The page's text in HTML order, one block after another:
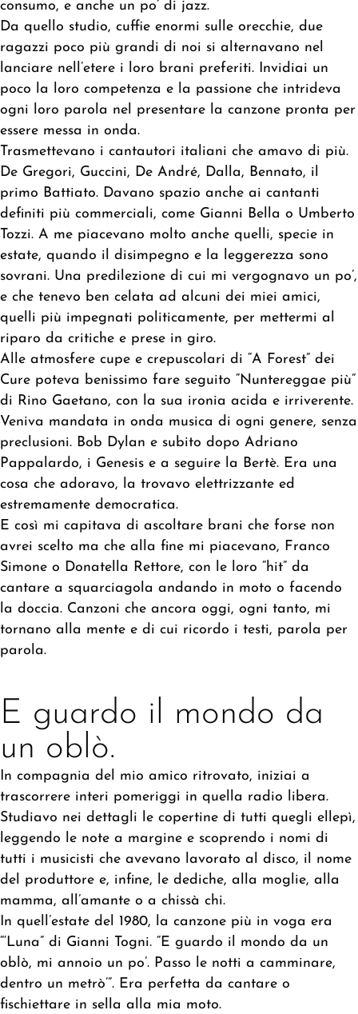
consumo, e anche un po’ di jazz.
Da quello studio, cuffie enormi sulle orecchie, due
ragazzi poco più grandi di noi si alternavano nel
lanciare nell’etere i loro brani preferiti. Invidiai un
poco la loro competenza e la passione che intrideva
ogni loro parola nel presentare la canzone pronta per
essere messa in onda.
Trasmettevano i cantautori italiani che amavo di più.
De Gregori, Guccini, De André, Dalla, Bennato, il
primo Battiato. Davano spazio anche ai cantanti
definiti più commerciali, come Gianni Bella o Umberto
Tozzi. A me piacevano molto anche quelli, specie in
estate, quando il disimpegno e la leggerezza sono
sovrani. Una predilezione di cui mi vergognavo un po’,
e che tenevo ben celata ad alcuni dei miei amici,
quelli più impegnati politicamente, per mettermi al
riparo da critiche e prese in giro.
Alle atmosfere cupe e crepuscolari di “A Forest” dei
Cure poteva benissimo fare seguito “Nuntereggae più”
di Rino Gaetano, con la sua ironia acida e irriverente.
Veniva mandata in onda musica di ogni genere, senza
preclusioni. Bob Dylan e subito dopo Adriano
Pappalardo, i Genesis e a seguire la Bertè. Era una
cosa che adoravo, la trovavo elettrizzante ed
estremamente democratica.
E così mi capitava di ascoltare brani che forse non
avrei scelto ma che alla fine mi piacevano, Franco
Simone o Donatella Rettore, con le loro “hit” da
cantare a squarciagola andando in moto o facendo
la doccia. Canzoni che ancora oggi, ogni tanto, mi
tornano alla mente e di cui ricordo i testi, parola per
parola.
E guardo il mondo da
un oblò.
In compagnia del mio amico ritrovato, iniziai a
trascorrere interi pomeriggi in quella radio libera.
Studiavo nei dettagli le copertine di tutti quegli ellepì,
leggendo le note a margine e scoprendo i nomi di
tutti i musicisti che avevano lavorato al disco, il nome
del produttore e, infine, le dediche, alla moglie, alla
mamma, all’amante o a chissà chi.
In quell’estate del 1980, la canzone più in voga era
“‘Luna” di Gianni Togni. “E guardo il mondo da un
oblò, mi annoio un po’. Passo le notti a camminare,
dentro un metrò’”. Era perfetta da cantare o
fischiettare in sella alla mia moto.